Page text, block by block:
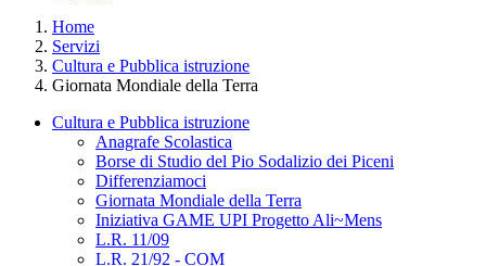
Home
Servizi
Cultura e Pubblica istruzione
Giornata Mondiale della Terra
Cultura e Pubblica istruzione
Anagrafe Scolastica
Borse di Studio del Pio Sodalizio dei Piceni
Differenziamoci
Giornata Mondiale della Terra
Iniziativa GAME UPI Progetto Ali~Mens
L.R. 11/09
L.R. 21/92 - COM